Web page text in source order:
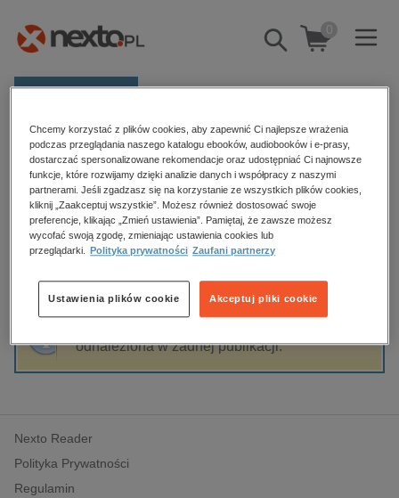
Pokaż/schowaj
wyszukiwarkę
0
Kategorie
Zobacz wszystkie E-prasa
budownictwo, aranżacja wnętrz
biznesowe, branżowe, gospodarka
dzienniki
edukacja
hobby, sport, rozrywka
komputery, internet, technologie, informatyka
polityka, społeczno-informacyjne
psychologiczne
inne
Strona główna James A. Robinson
James A. Robinson
Sortowanie Filtrowanie
odnaleziona w żadnej publikacji.
Nexto Reader
Polityka Prywatności
Regulamin
Chcemy korzystać z plików cookies, aby zapewnić Ci najlepsze wrażenia
podczas przeglądania naszego katalogu ebooków, audiobooków i e-prasy,
dostarczać spersonalizowane rekomendacje oraz udostępniać Ci najnowsze
funkcje, które rozwijamy dzięki analizie danych i współpracy z naszymi
partnerami. Jeśli zgadzasz się na korzystanie ze wszystkich plików cookies,
kliknij „Zaakceptuj wszystkie”. Możesz również dostosować swoje
preferencje, klikając „Zmień ustawienia”. Pamiętaj, że zawsze możesz
wycofać swoją zgodę, zmieniając ustawienia cookies lub
przeglądarki.
Polityka prywatności Zaufani partnerzy
Akceptuj pliki cookie
Ustawienia plików cookie